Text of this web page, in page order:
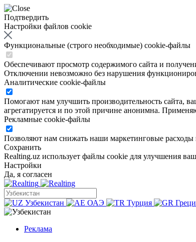
Подтвердить
Настройки файлов cookie
Функциональные (строго необходимые) cookie-файлы
Обеспечивают просмотр содержимого сайта и
Отключении невозможно без нарушения
Аналитические cookie-файлы
Помогают нам улучшить производительность сайта,
агрегатируется и по этой причине анонимна.
Рекламные cookie-файлы
Позволяют нам снижать наши маркетинговые расходы
Сохранить
Realting.uz использует файлы cookie для улучшения
Настройки
Да, я согласен
Узбекистан ОАЭ Турция
Реклама